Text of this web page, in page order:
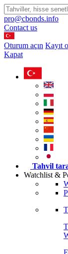
pro@cbonds.info
Contact us
Oturum açın Kayıt
Kapat
Tahvil
Watchlist &